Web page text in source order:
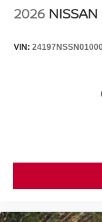
2026
VIN: